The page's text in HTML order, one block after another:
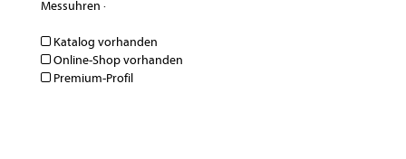
Messuhren ·
Katalog vorhanden
Online-Shop vorhanden
Premium-Profil